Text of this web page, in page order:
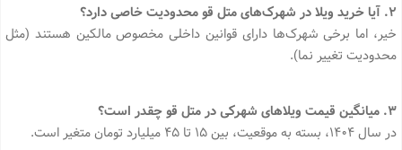
2. آیا خرید ویلا در شهرک‌های متل قو محدودیت خاصی دارد؟
خیر، اما برخی شهرک‌ها دارای قوانین داخلی مخصوص مالکین هستند (مثل
محدودیت تغییر نما).
3. میانگین قیمت ویلاهای شهرکی در متل قو چقدر است؟
در سال ۱۴۰۴، بسته به موقعیت، بین ۱۵ تا ۴۵ میلیارد تومان متغیر است.